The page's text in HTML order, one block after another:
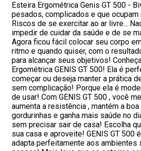
Esteira Ergométrica Genis GT 500 -
pesados, complicados e que ocupam
Riscos de se exercitar ao ar livre...
impedir de cuidar da saúde e de se
Agora ficou fácil colocar seu corpo
ritmo e quando quiser, com o
para alcançar seus objetivos!
Ergométrica GENIS GT 500! Ela é
começar ou deseja manter a prática
sem complicação! Porque ela é
de usar! Com GENIS GT 500 , você
aumenta a resistência , mantém a
gordurinhas e ganha mais saúde no
sem precisar sair de casa! Escolha
sua casa e aproveite! GENIS GT 500
adapta perfeitamente aos ambientes